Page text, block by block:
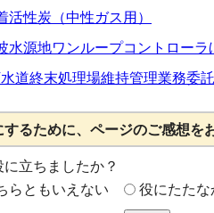
炭（中性ガス用）
地ワンループコントローラ
終末処理場維持管理業務委託
るために、ページのご感想を
立ちましたか？
らともいえない 役にたたな